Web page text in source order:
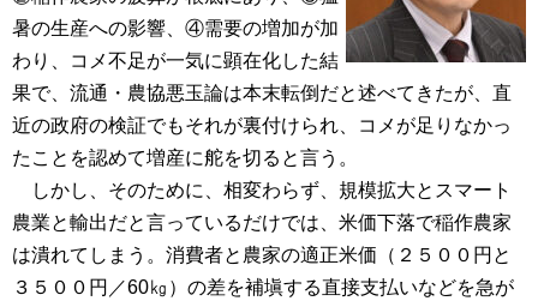
暑の生産への影響、④需要の増加が加
わり、コメ不足が一気に顕在化した結
果で、流通・農協悪玉論は本末転倒だと述べてきたが、直
近の政府の検証でもそれが裏付けられ、コメが足りなかっ
たことを認めて増産に舵を切ると言う。
しかし、そのために、相変わらず、規模拡大とスマート
農業と輸出だと言っているだけでは、米価下落で稲作農家
は潰れてしまう。消費者と農家の適正米価（２５００円と
３５００円／60㎏）の差を補塡する直接支払いなどを急が